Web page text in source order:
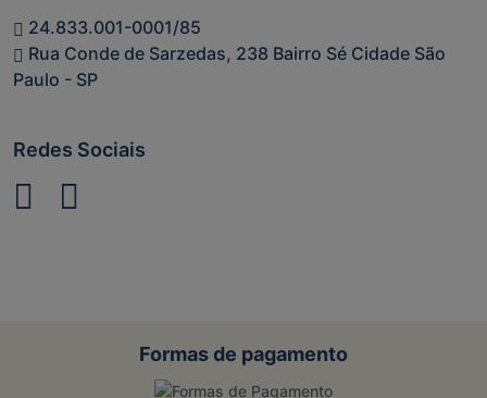
24.833.001-0001/85
Rua Conde de Sarzedas, 238 Bairro Sé Cidade São
Paulo - SP
Redes Sociais
Formas de pagamento